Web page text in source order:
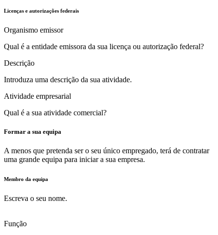
Licenças e autorizações federais
Organismo emissor
Qual é a entidade emissora da sua licença ou autorização federal?
Descrição
Introduza uma descrição da sua atividade.
Atividade empresarial
Qual é a sua atividade comercial?
Formar a sua equipa
A menos que pretenda ser o seu único empregado, terá de contratar
uma grande equipa para iniciar a sua empresa.
Membro da equipa
Escreva o seu nome.
Função